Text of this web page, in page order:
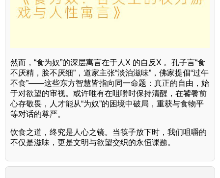
然而，“食为奴”的深层寓言在于人X 的自反X 。孔子言“食
不厌精，脍不厌细”，道家主张“淡泊滋味”，佛家提倡“过午
不食”——这些东方智慧皆指向同一命题：真正的自由，始
于对欲望的审视。或许唯有在咀嚼时保持清醒，在饕餮前
心存敬畏，人才能从“为奴”的困境中破局，重获与食物平
等对话的尊严。
饮食之道，终究是人心之镜。当筷子放下时，我们咀嚼的
不仅是滋味，更是文明与欲望交织的永恒课题。